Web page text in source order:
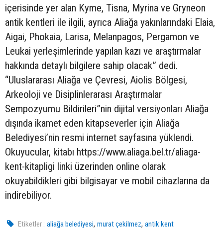
içerisinde yer alan Kyme, Tisna, Myrina ve Gryneon
antik kentleri ile ilgili, ayrıca Aliağa yakınlarındaki Elaia,
Aigai, Phokaia, Larisa, Melanpagos, Pergamon ve
Leukai yerleşimlerinde yapılan kazı ve araştırmalar
hakkında detaylı bilgilere sahip olacak” dedi.
“Uluslararası Aliağa ve Çevresi, Aiolis Bölgesi,
Arkeoloji ve Disiplinlerarası Araştırmalar
Sempozyumu Bildirileri”nin dijital versiyonları Aliağa
dışında ikamet eden kitapseverler için Aliağa
Belediyesi’nin resmi internet sayfasına yüklendi.
Okuyucular, kitabı https://www.aliaga.bel.tr/aliaga-
kent-kitapligi linki üzerinden online olarak
okuyabildikleri gibi bilgisayar ve mobil cihazlarına da
indirebiliyor.
Etiketler : aliağa belediyesi,murat çekilmez,antik kent